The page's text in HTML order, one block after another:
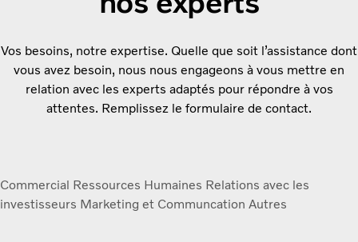
Carrières
Localisation du réseau
News
Vos besoins, notre expertise. Quelle que soit l’assistance dont
vous avez besoin, nous nous engageons à vous mettre en
relation avec les experts adaptés pour répondre à vos
attentes. Remplissez le formulaire de contact.
Commercial Ressources Humaines Relations avec les
investisseurs Marketing et Communcation Autres